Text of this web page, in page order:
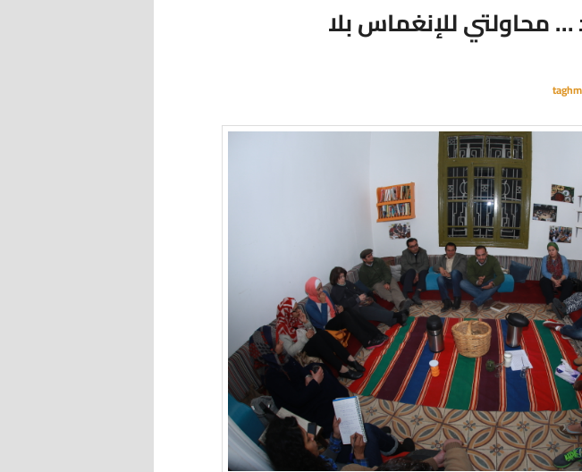
محاولتي للإنغماس بلا